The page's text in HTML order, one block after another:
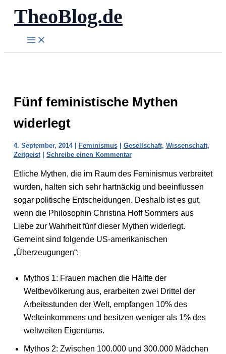
Zum
Inhalt
springen
TheoBlog.de
Fünf feministische Mythen
widerlegt
4. September, 2014 | Feminismus| Gesellschaft, Wissenschaft,
Zeitgeist| Schreibe einen Kommentar
Etliche Mythen, die im Raum des Feminismus verbreitet
wurden, halten sich sehr hartnäckig und beeinflussen
sogar politische Entscheidungen. Deshalb ist es gut,
wenn die Philosophin Christina Hoff Sommers aus
Liebe zur Wahrheit fünf dieser Mythen widerlegt.
Gemeint sind folgende US-amerikanischen
„Überzeugungen“:
Mythos 1: Frauen machen die Hälfte der
Weltbevölkerung aus, erarbeiten zwei Drittel der
Arbeitsstunden der Welt, empfangen 10% des
Welteinkommens und besitzen weniger als 1% des
weltweiten Eigentums.
Mythos 2: Zwischen 100.000 und 300.000 Mädchen